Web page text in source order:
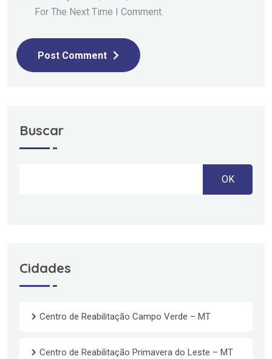
For The Next Time I Comment.
Post Comment
Buscar
OK
Cidades
Centro de Reabilitação Campo Verde – MT
Centro de Reabilitação Primavera do Leste – MT